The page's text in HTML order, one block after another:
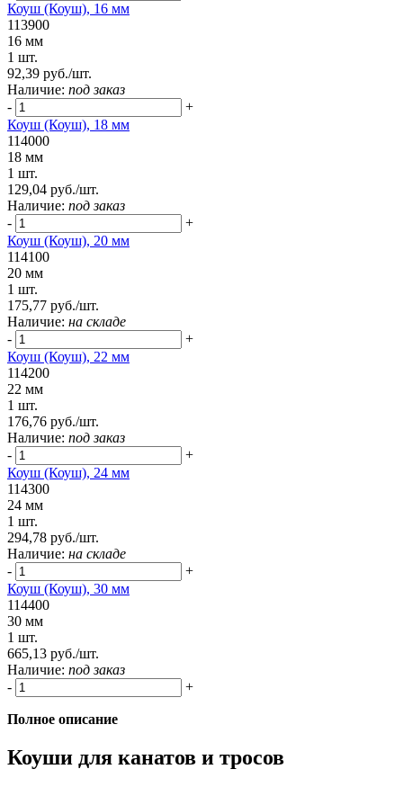
Коуш (Коуш), 16 мм
113900
16 мм
1 шт.
92,39 руб./шт.
Наличие: под заказ
-
+
Коуш (Коуш), 18 мм
114000
18 мм
1 шт.
129,04 руб./шт.
Наличие: под заказ
-
+
Коуш (Коуш), 20 мм
114100
20 мм
1 шт.
175,77 руб./шт.
Наличие: на складе
-
+
Коуш (Коуш), 22 мм
114200
22 мм
1 шт.
176,76 руб./шт.
Наличие: под заказ
-
+
Коуш (Коуш), 24 мм
114300
24 мм
1 шт.
294,78 руб./шт.
Наличие: на складе
-
+
Коуш (Коуш), 30 мм
114400
30 мм
1 шт.
665,13 руб./шт.
Наличие: под заказ
-
+
Полное описание
Коуши для канатов и тросов